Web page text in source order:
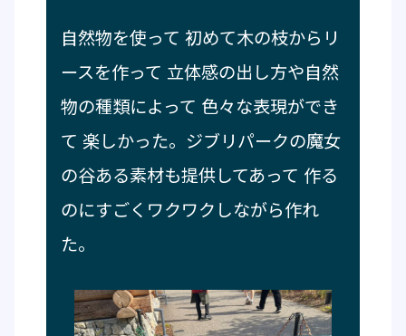
自然物を使って 初めて木の枝からリ
ースを作って 立体感の出し方や自然
物の種類によって 色々な表現ができ
て 楽しかった。ジブリパークの魔女
の谷ある素材も提供してあって 作る
のにすごくワクワクしながら作れ
た。